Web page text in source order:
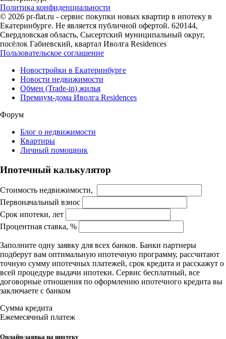
Политика конфиденциальности
© 2026 pr-flat.ru - сервис покупки новых квартир в ипотеку в
Екатеринбурге. Не является публичной офертой. 620144,
Свердловская область, Сысертский муниципальный округ,
посёлок Габиевский, квартал Иволга Residences
Пользовательское соглашение
Новостройки в Екатеринбурге
Новости недвижимости
Обмен (Trade-in) жилья
Премиум-дома Иволга Residences
Форум
Блог о недвижимости
Квартиры
Личный помощник
Ипотечный калькулятор
Стоимость недвижимости,
Первоначальный взнос
Срок ипотеки, лет
Процентная ставка, %
Заполните одну заявку для всех банков. Банки партнеры
подберут вам оптимальную ипотечную программу, рассчитают
точную сумму ипотечных платежей, срок кредита и расскажут о
всей процедуре выдачи ипотеки. Сервис бесплатный, все
договорные отношения по оформлению ипотечного кредита вы
заключаете с банком
Сумма кредита
Ежемесячный платеж
Онлайн-заявка на ипотеку